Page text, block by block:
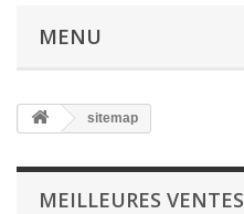
MENU
sitemap
MEILLEURES VENTES